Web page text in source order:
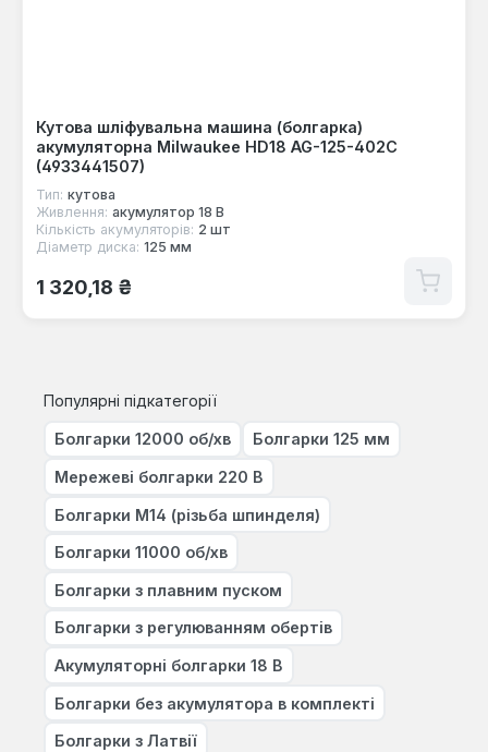
Кутова шліфувальна машина (болгарка)
акумуляторна Milwaukee HD18 AG-125-402C
(4933441507)
Тип: кутова
Живлення: акумулятор 18 В
Кількість акумуляторів: 2 шт
Діаметр диска: 125 мм
Звичайна ціна:
1 320,18 ₴
Популярні підкатегорії
Болгарки 12000 об/хв Болгарки 125 мм
Мережеві болгарки 220 В
Болгарки M14 (різьба шпинделя)
Болгарки 11000 об/хв
Болгарки з плавним пуском
Болгарки з регулюванням обертів
Акумуляторні болгарки 18 В
Болгарки без акумулятора в комплекті
Болгарки з Латвії